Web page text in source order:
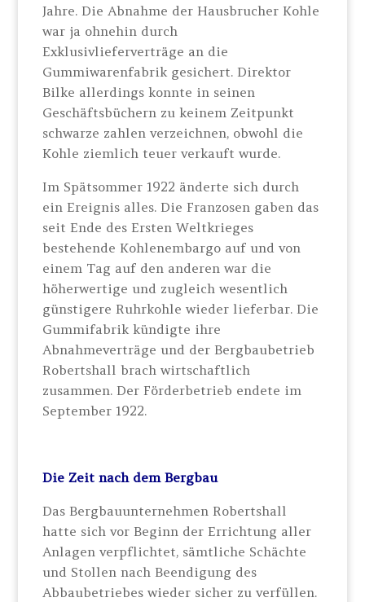
Jahre. Die Abnahme der Hausbrucher Kohle
war ja ohnehin durch
Exklusivlieferverträge an die
Gummiwarenfabrik gesichert. Direktor
Bilke allerdings konnte in seinen
Geschäftsbüchern zu keinem Zeitpunkt
schwarze zahlen verzeichnen, obwohl die
Kohle ziemlich teuer verkauft wurde.
Im Spätsommer 1922 änderte sich durch
ein Ereignis alles. Die Franzosen gaben das
seit Ende des Ersten Weltkrieges
bestehende Kohlenembargo auf und von
einem Tag auf den anderen war die
höherwertige und zugleich wesentlich
günstigere Ruhrkohle wieder lieferbar. Die
Gummifabrik kündigte ihre
Abnahmeverträge und der Bergbaubetrieb
Robertshall brach wirtschaftlich
zusammen. Der Förderbetrieb endete im
September 1922.
Die Zeit nach dem Bergbau
Das Bergbauunternehmen Robertshall
hatte sich vor Beginn der Errichtung aller
Anlagen verpflichtet, sämtliche Schächte
und Stollen nach Beendigung des
Abbaubetriebes wieder sicher zu verfüllen.